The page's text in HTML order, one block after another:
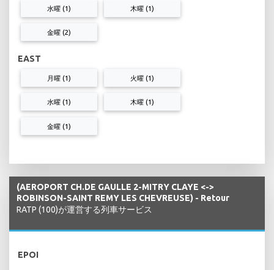
水曜 (1) 木曜 (1)
金曜 (2)
EAST
月曜 (1) 火曜 (1)
水曜 (1) 木曜 (1)
金曜 (1)
(AEROPORT CH.DE GAULLE 2-MITRY CLAYE <->
ROBINSON-SAINT REMY LES CHEVREUSE) - Retour
RATP (100)が運営する列車サービス
EPOI